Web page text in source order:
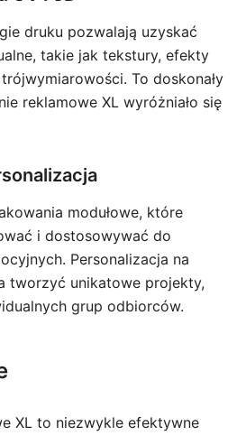
druku pozwalają uzyskać
takie jak tekstury, efekty
To doskonały
reklamowe XL wyróżniało się
modułowe, które
i dostosowywać do
Personalizacja na
tworzyć unikatowe projekty,
grup odbiorców.
XL to niezwykle efektywne